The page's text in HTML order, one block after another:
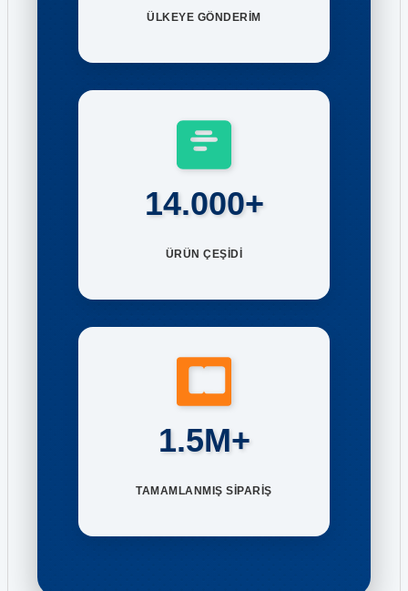
ÜLKEYE GÖNDERİM
14.000+
ÜRÜN ÇEŞİDİ
1.5M+
TAMAMLANMIŞ SİPARİŞ